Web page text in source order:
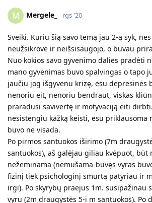
M Mergele_ rgs '20
Sveiki. Kuriu šią savo temą jau 2-ą syk,
neužsikrovė ir neišsisaugojo, o buvau
Nuo kokios savo gyvenimo dalies pradėti
mano gyvenimas buvo spalvingas o tapo
jaučiu jog išgyvenu krizę, esu depresinės
nenoriu eit, nenoriu bendraut, viskas
praradusi savivertę ir motyvaciją eiti
nesistengiu kažką keisti, esu priklausoma
buvo ne visada.
Po pirmos santuokos iširimo (7m
santuokos), aš galėjau giliau kvėpuot, būt
nežeminama (nemušama-buvęs vyras
fizinį tiek psichologinį smurtą patyriau ir
irgi). Po skyrybų praėjus 1m. susipažinau
vyru (2m draugystės 5-i m santuokos). Po